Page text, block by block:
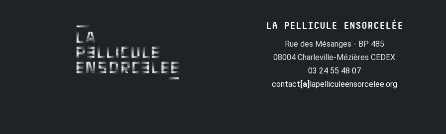
LA PELLICULE ENSORCELÉE
Rue des Mésanges - BP 485
08004 Charleville-Mézières CEDEX
03 24 55 48 07
contact [a] lapelliculeensorcelee.org